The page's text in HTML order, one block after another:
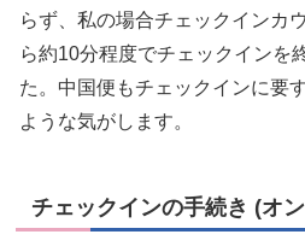
らず、私の場合チェックインカ
ら約10分程度でチェックインを
た。中国便もチェックインに要
ような気がします。
チェックインの手続き (オ